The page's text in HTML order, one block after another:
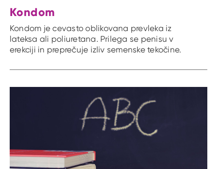
Kondom
Kondom je cevasto oblikovana prevleka iz
lateksa ali poliuretana. Prilega se penisu v
erekciji in preprečuje izliv semenske tekočine.